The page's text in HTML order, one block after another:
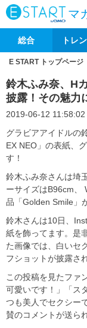
マ
総合 トレ
E START トップページ
鈴木ふみ奈、H
披露！その魅力
2019-06-12 11:58:02
グラビアアイドルの
EX NEO」の表紙、
す！
鈴木ふみ奈さんは埼
ーサイズはB96cm、
品「Golden Smile」
鈴木さんは10日、
紙を飾ってます。是
た画像では、白いセ
フショットが披露さ
この投稿を見たファ
可愛いです！」「ス
つも美人でセクシー
賛のコメントが送ら